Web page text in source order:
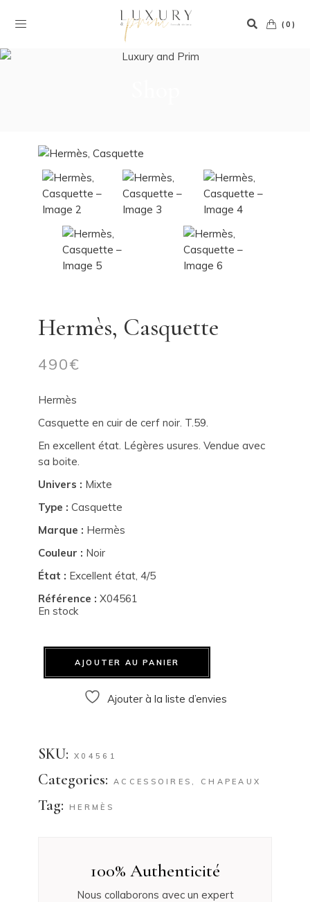
(0)
Hermès, Casquette
490€
Hermès
Casquette en cuir de cerf noir. T.59.
En excellent état. Légères usures. Vendue avec
sa boite.
Univers : Mixte
Type : Casquette
Marque : Hermès
Couleur : Noir
État : Excellent état, 4/5
Référence : X04561
En stock
AJOUTER AU PANIER
Ajouter à la liste d’envies
SKU: X04561
Categories: ACCESSOIRES , CHAPEAUX
Tag: HERMÈS
100% Authenticité
Nous collaborons avec un expert